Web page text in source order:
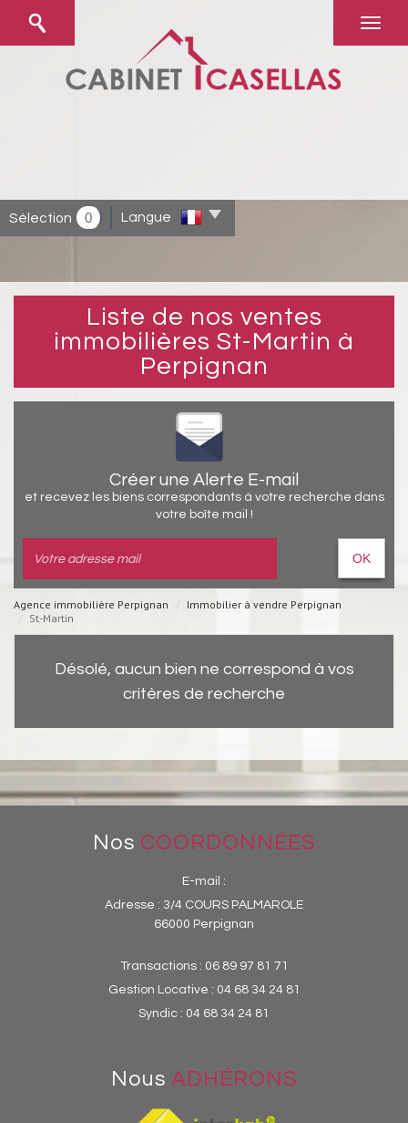
Sélection 0 Langue
Liste de nos ventes
immobilières St-Martin à
Perpignan
Créer une Alerte E-mail
et recevez les biens correspondants à votre recherche dans
votre boîte mail !
OK
Agence immobilière Perpignan
Immobilier à vendre Perpignan
St-Martin
Désolé, aucun bien ne correspond à vos
critères de recherche
Nos COORDONNÉES
E-mail :
Adresse : 3/4 COURS PALMAROLE
66000 Perpignan
Transactions : 06 89 97 81 71
Gestion Locative : 04 68 34 24 81
Syndic : 04 68 34 24 81
Nous ADHÉRONS